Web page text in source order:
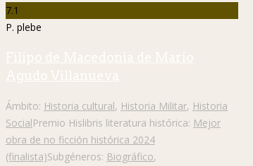
7.1
P. plebe
Filipo de Macedonia de Mario
Agudo Villanueva
Ámbito: Historia cultural, Historia Militar, Historia
SocialPremio Hislibris literatura histórica: Mejor
obra de no ficción histórica 2024
(finalista)Subgéneros: Biográfico,